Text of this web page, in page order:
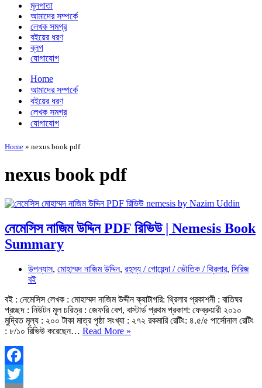
মূলপাতা
আমাদের সম্পর্কে
লেখক সমগ্র
বইয়ের ধরণ
ব্লগ
যোগাযোগ
Home
আমাদের সম্পর্কে
বইয়ের ধরণ
লেখক সমগ্র
যোগাযোগ
Home » nexus book pdf
nexus book pdf
নেমেসিস নাজিম উদ্দিন PDF রিভিউ | Nemesis Book
Summary
উপন্যাস, মোহাম্মদ নাজিম উদ্দিন, রহস্য / গোয়েন্দা / ভৌতিক / থ্রিলার, সিরিজ
বই
বই : নেমেসিস লেখক : মোহাম্মদ নাজিম উদ্দীন ক্যাটাগরি: থ্রিলার প্রকাশনী : বাতিঘর
প্রচ্ছদ : নিউটন মূল চরিত্র : জেফরি বেগ, বাস্টার্ড প্রথম প্রকাশ: ফেব্রুয়ারী ২০১০
মুদ্রিত মূল্য : ২০০ টাকা মাত্র পৃষ্ঠা সংখ্যা : ২৭২ রকমারি রেটিং: ৪.৫/৫ পার্সোনাল রেটিং
: ৮/১০ রিভিউ করেছেন… Read More »
Facebook